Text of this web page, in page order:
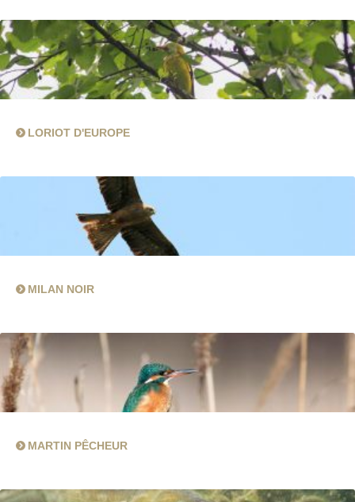
LORIOT D'EUROPE
MILAN NOIR
MARTIN PÊCHEUR